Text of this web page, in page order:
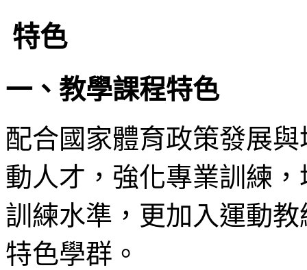
特色
一、教學課程特色
配合國家體育政策發展
動人才，強化專業訓練
訓練水準，更加入運動
特色學群。